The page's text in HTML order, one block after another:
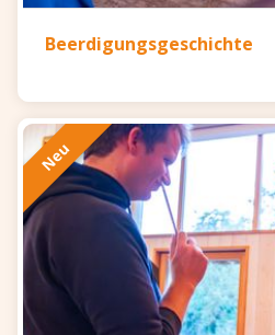
Beerdigungsgeschichte
Neu